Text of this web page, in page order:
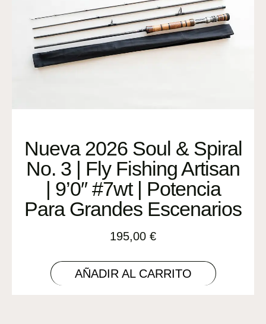
Nueva 2026 Soul & Spiral
No. 3 | Fly Fishing Artisan
| 9’0″ #7wt | Potencia
Para Grandes Escenarios
195,00 €
AÑADIR AL CARRITO